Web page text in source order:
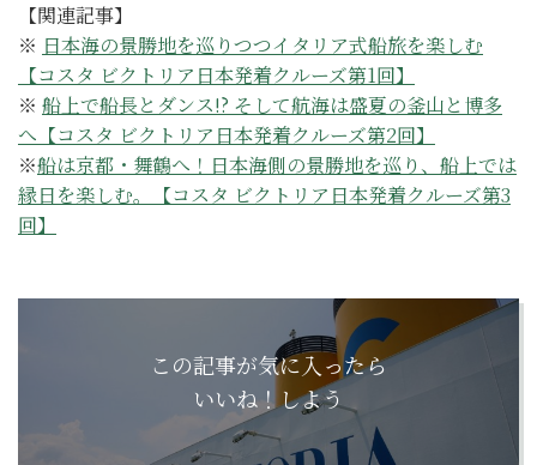
【関連記事】
※ 日本海の景勝地を巡りつつイタリア式船旅を楽しむ
【コスタ ビクトリア日本発着クルーズ第1回】
※ 船上で船長とダンス!? そして航海は盛夏の釜山と博多
へ【コスタ ビクトリア日本発着クルーズ第2回】
※船は京都・舞鶴へ！日本海側の景勝地を巡り、船上では
縁日を楽しむ。【コスタ ビクトリア日本発着クルーズ第3
回】
この記事が気に入ったら
いいね！しよう